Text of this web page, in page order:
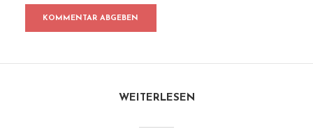
WEITERLESEN